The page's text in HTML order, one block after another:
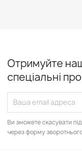
Отримуйте
спеціальні
Ви зможете скасувати
через форму